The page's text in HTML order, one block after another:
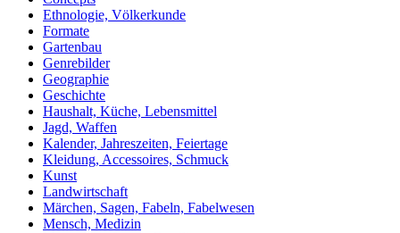
Ethnologie, Völkerkunde
Formate
Gartenbau
Genrebilder
Geographie
Geschichte
Haushalt, Küche, Lebensmittel
Jagd, Waffen
Kalender, Jahreszeiten, Feiertage
Kleidung, Accessoires, Schmuck
Kunst
Landwirtschaft
Märchen, Sagen, Fabeln, Fabelwesen
Mensch, Medizin